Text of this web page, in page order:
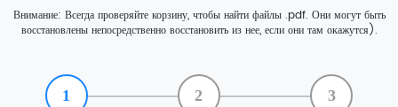
Внимание: Всегда проверяйте корзину, чтобы найти файлы .pdf. Они могут быть
восстановлены непосредственно восстановить из нее, если они там окажутся).
1 2 3